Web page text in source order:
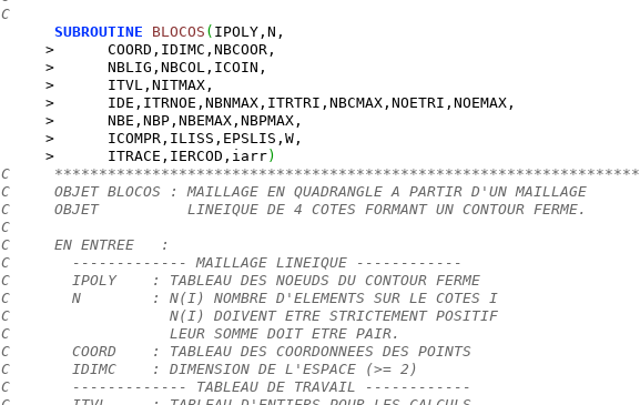
C
SUBROUTINE
BLOCOS ( IPOLY,N,
     >      COORD,IDIMC,NBCOOR,
     >      NBLIG,NBCOL,ICOIN,
     >      ITVL,NITMAX,
     >      IDE,ITRNOE,NBNMAX,ITRTRI,NBCMAX,NOETRI,NOEMAX,
     >      NBE,NBP,NBEMAX,NBPMAX,
     >      ICOMPR,ILISS,EPSLIS,W,
     >      ITRACE,IERCOD,iarr
)
C
C     OBJET BLOCOS : MAILLAGE EN QUADRANGLE A PARTIR D'UN MAILLAGE
C     OBJET          LINEIQUE DE 4 COTES FORMANT UN CONTOUR FERME.
C
C     EN ENTREE   :
C       ------------- MAILLAGE LINEIQUE ------------
C       IPOLY    : TABLEAU DES NOEUDS DU CONTOUR FERME
C       N        : N(I) NOMBRE D'ELEMENTS SUR LE COTES I
C                  N(I) DOIVENT ETRE STRICTEMENT POSITIF
C                  LEUR SOMME DOIT ETRE PAIR.
C       COORD    : TABLEAU DES COORDONNEES DES POINTS
C       IDIMC    : DIMENSION DE L'ESPACE (>= 2)
C       ------------- TABLEAU DE TRAVAIL ------------